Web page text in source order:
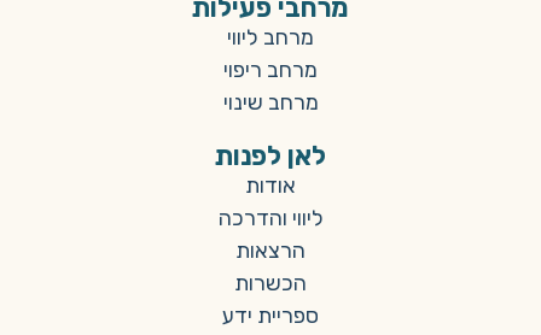
לאן לפנות
אודות
ליווי והדרכה
הרצאות
הכשרות
ספריית ידע
מרחבי פעילות
מרחב ליווי
מרחב ריפוי
מרחב שינוי